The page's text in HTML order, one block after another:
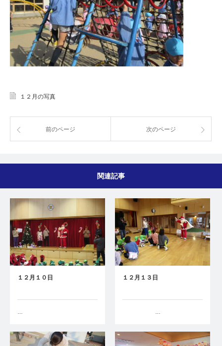
１２月の写真
前のページ 次のページ
関連記事
１２月１０日
…
１２月１３日
…